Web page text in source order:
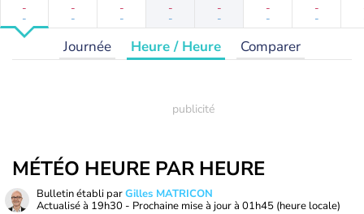
-
-
-
-
-
-
-
-
-
-
-
-
-
-
Journée Heure / Heure Comparer
MÉTÉO HEURE PAR HEURE
Bulletin établi parGilles MATRICON
Actualisé à 19h30 - Prochaine mise à jour à 01h45 (heure locale)